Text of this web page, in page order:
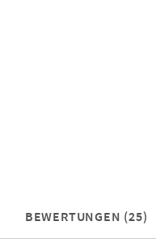
BEWERTUNGEN (25)